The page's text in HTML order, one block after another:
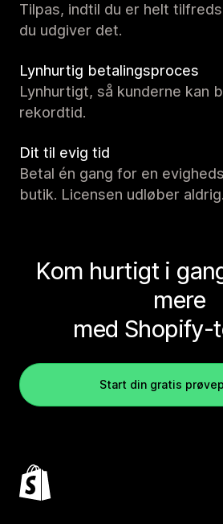
Tilpas, indtil du er helt
du udgiver det.
Lynhurtig betalingsproces
Lynhurtigt, så kunderne kan
rekordtid.
Dit til evig tid
Betal én gang for en
butik. Licensen udløber aldrig.
Kom hurtigt i
mere
med Shopify-
Start din gratis